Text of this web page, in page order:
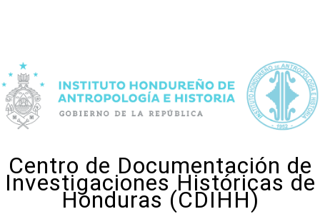
Centro de Documentación de
Investigaciones Históricas de
Honduras (CDIHH)